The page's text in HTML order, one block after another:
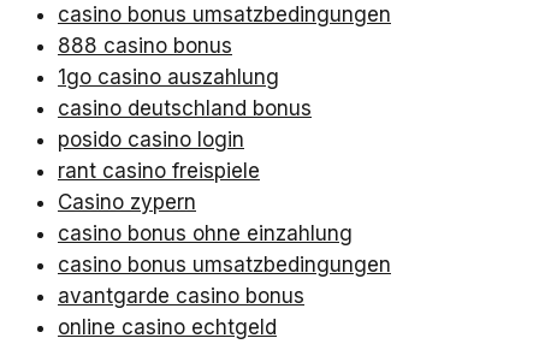
casino bonus umsatzbedingungen
888 casino bonus
1go casino auszahlung
casino deutschland bonus
posido casino login
rant casino freispiele
Casino zypern
casino bonus ohne einzahlung
casino bonus umsatzbedingungen
avantgarde casino bonus
online casino echtgeld